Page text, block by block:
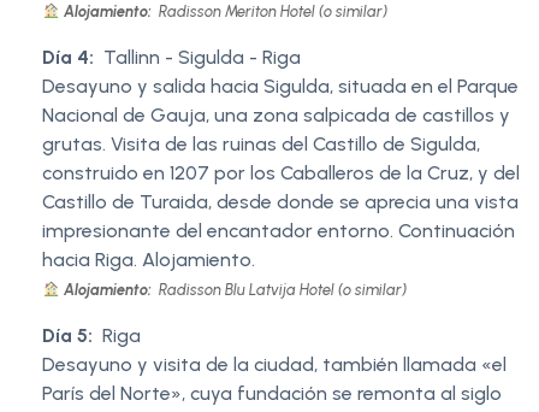
Alojamiento: Radisson Meriton Hotel (o similar)
Día 4: Tallinn - Sigulda - Riga
Desayuno y salida hacia Sigulda, situada en el Parque
Nacional de Gauja, una zona salpicada de castillos y
grutas. Visita de las ruinas del Castillo de Sigulda,
construido en 1207 por los Caballeros de la Cruz, y del
Castillo de Turaida, desde donde se aprecia una vista
impresionante del encantador entorno. Continuación
hacia Riga. Alojamiento.
Alojamiento: Radisson Blu Latvija Hotel (o similar)
Día 5: Riga
Desayuno y visita de la ciudad, también llamada «el
París del Norte», cuya fundación se remonta al siglo